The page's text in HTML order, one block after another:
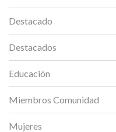
Destacado
Destacados
Educación
Miembros Comunidad
Mujeres